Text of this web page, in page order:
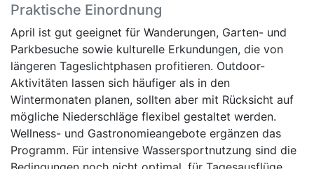
Praktische Einordnung
April ist gut geeignet für Wanderungen, Garten- und
Parkbesuche sowie kulturelle Erkundungen, die von
längeren Tageslichtphasen profitieren. Outdoor-
Aktivitäten lassen sich häufiger als in den
Wintermonaten planen, sollten aber mit Rücksicht auf
mögliche Niederschläge flexibel gestaltet werden.
Wellness- und Gastronomieangebote ergänzen das
Programm. Für intensive Wassersportnutzung sind die